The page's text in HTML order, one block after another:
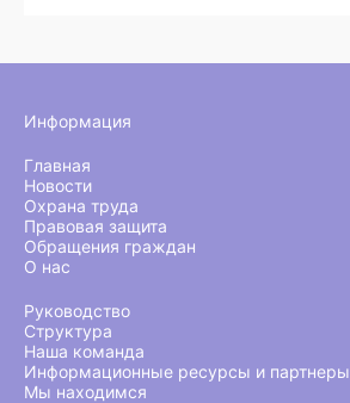
Информация
Главная
Новости
Охрана труда
Правовая защита
Обращения граждан
О нас
Руководство
Структура
Наша команда
Информационные ресурсы и партнеры
Мы находимся